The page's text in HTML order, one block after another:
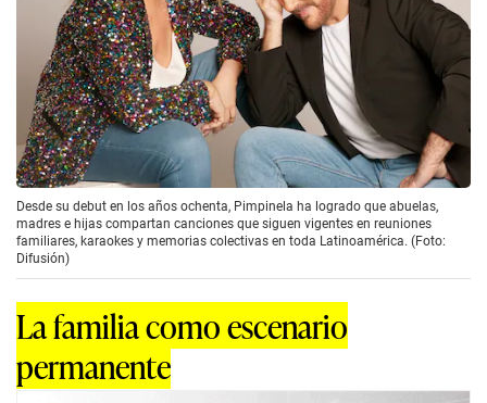
Desde su debut en los años ochenta, Pimpinela ha logrado que abuelas,
madres e hijas compartan canciones que siguen vigentes en reuniones
familiares, karaokes y memorias colectivas en toda Latinoamérica. (Foto:
Difusión)
La familia como escenario
permanente